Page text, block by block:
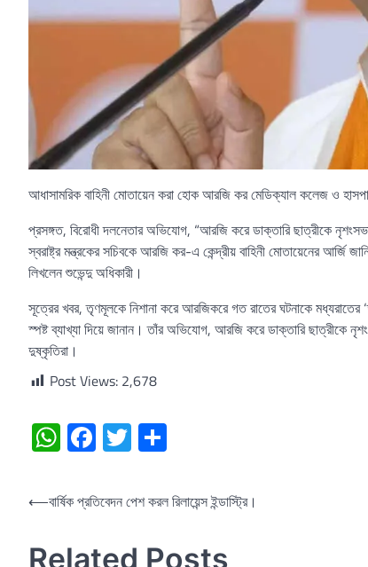
আধাসামরিক বাহিনী মোতায়েন করা হোক আরজি কর মেডিক্যাল কলেজ ও
প্রসঙ্গত, বিরোধী দলনেতার অভিযোগ, “আরজি করে ডাক্তারি ছাত্রীকে
স্বরাষ্ট্র মন্ত্রকের সচিবকে আরজি কর-এ কেন্দ্রীয় বাহিনী মোতায়েনের আর্জি
লিখলেন শুভেন্দু অধিকারী।
সূত্রের খবর, তৃণমূলকে নিশানা করে আরজিকরে গত রাতের ঘটনাকে মধ্যরাতের
স্পষ্ট ব্যাখ্যা দিয়ে জানান। তাঁর অভিযোগ, আরজি করে ডাক্তারি ছাত্রীকে
দুষ্কৃতিরা।
Post Views: 2,678
WhatsApp
Facebook
Twitter
Post
⟵বার্ষিক প্রতিবেদন পেশ করল রিলায়েন্স ইন্ডাস্ট্রি।
Related Posts